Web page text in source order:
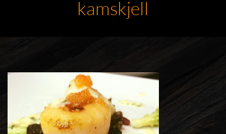
kamskjell